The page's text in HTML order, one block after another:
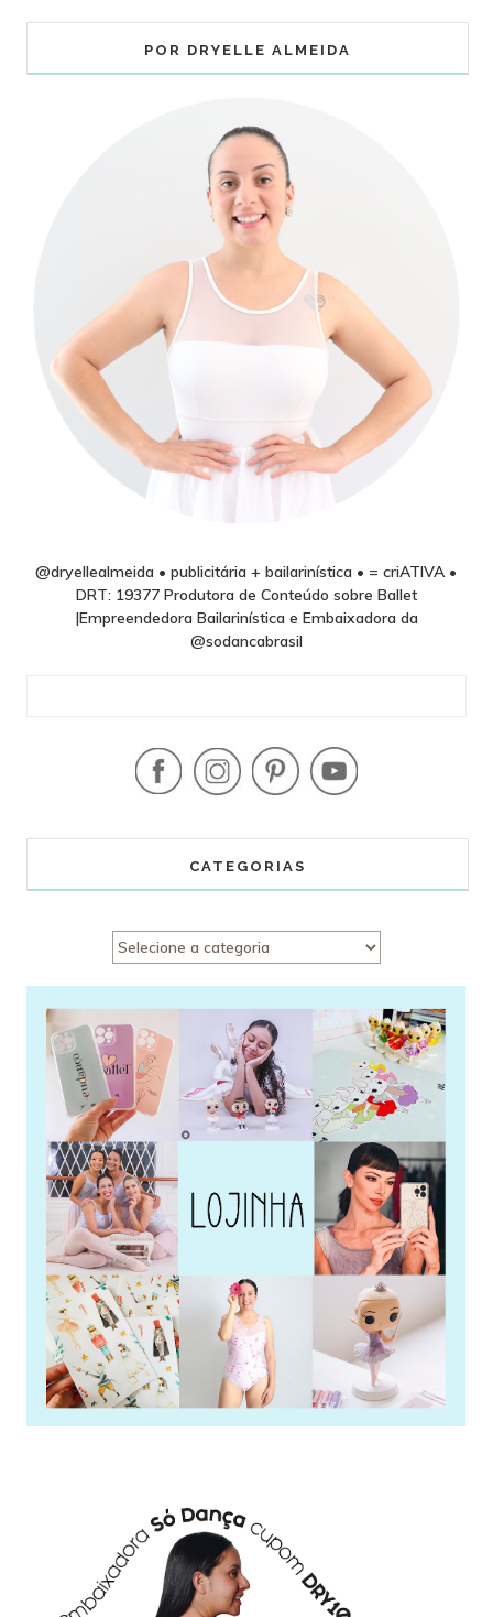
POR DRYELLE ALMEIDA
@dryellealmeida • publicitária + bailarinística • = criATIVA •
DRT: 19377 Produtora de Conteúdo sobre Ballet
|Empreendedora Bailarinística e Embaixadora da
@sodancabrasil
CATEGORIAS